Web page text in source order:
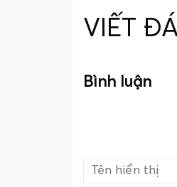
VIẾT
Bình luận